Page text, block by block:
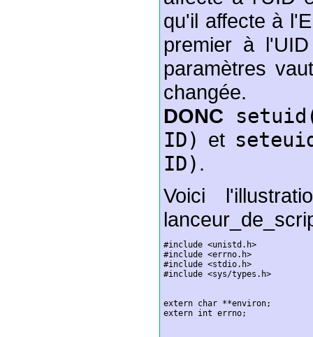
qu'il affecte à
premier à
paramètres
changée.
DONC
ID) et
ID) .
Voici
#include <unistd.h>
#include <errno.h>
#include <stdio.h>
#include <sys/types.h>
extern char **environ;
extern int errno;